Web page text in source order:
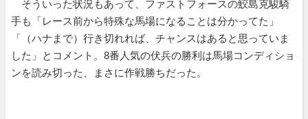
そういった状況もあって、ファストフォースの鮫島克駿騎
手も「レース前から特殊な馬場になることは分かってた」
「（ハナまで）行き切れれば、チャンスはあると思っていま
した」とコメント。8番人気の伏兵の勝利は馬場コンディショ
ンを読み切った、まさに作戦勝ちだった。